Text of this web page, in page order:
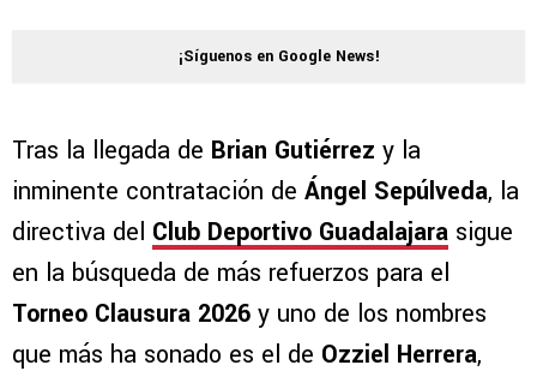
¡Síguenos en Google News!
Tras la llegada de Brian Gutiérrez y la
inminente contratación de Ángel Sepúlveda, la
directiva del Club Deportivo Guadalajara sigue
en la búsqueda de más refuerzos para el
Torneo Clausura 2026 y uno de los nombres
que más ha sonado es el de Ozziel Herrera,